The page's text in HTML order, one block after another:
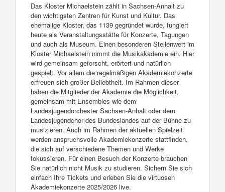
Das Kloster Michaelstein zählt in Sachsen-Anhalt zu
den wichtigsten Zentren für Kunst und Kultur. Das
ehemalige Kloster, das 1139 gegründet wurde, fungiert
heute als Veranstaltungsstätte für Konzerte, Tagungen
und auch als Museum. Einen besonderen Stellenwert im
Kloster Michaelstein nimmt die Musikakademie ein. Hier
wird gemeinsam geforscht, erörtert und natürlich
gespielt. Vor allem die regelmäßigen Akademiekonzerte
erfreuen sich großer Beliebtheit. Im Rahmen dieser
haben die Mitglieder der Akademie die Möglichkeit,
gemeinsam mit Ensembles wie dem
Landesjugendorchester Sachsen-Anhalt oder dem
Landesjugendchor des Bundeslandes auf der Bühne zu
musizieren. Auch im Rahmen der aktuellen Spielzeit
werden anspruchsvolle Akademiekonzerte stattfinden,
die sich auf verschiedene Themen und Werke
fokussieren. Für einen Besuch der Konzerte brauchen
Sie natürlich nicht Musik zu studieren. Sichern Sie sich
einfach Ihre Tickets und erleben Sie die virtuosen
Akademiekonzerte 2025/2026 live.